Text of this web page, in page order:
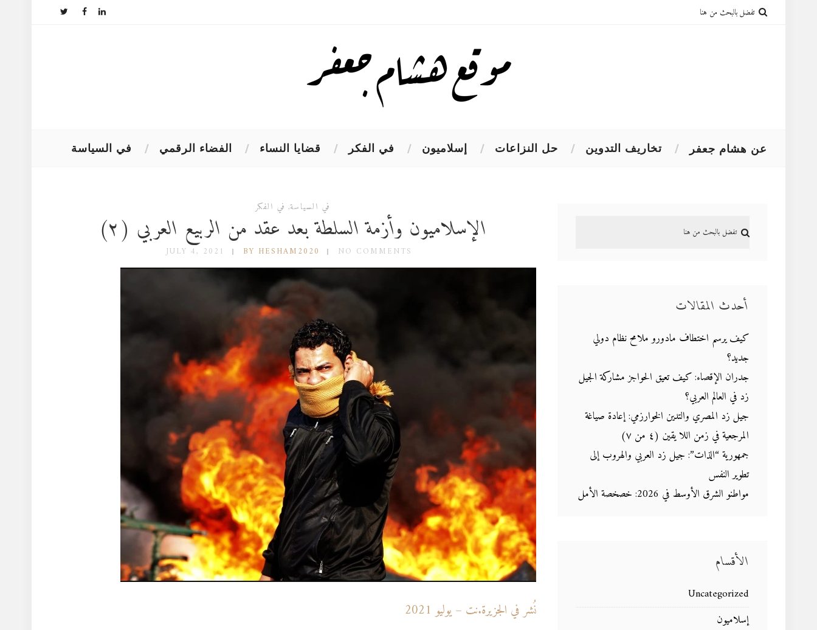
في السياسة الفضاء الرقمي قضايا النساء في الفكر إسلاميون حل النزاعات تخاريف التدوين عن هشام جعفر
في السياسة, في الفكر
الإسلاميون وأزمة السلطة بعد عقد من الربيع العربي (٢)
JULY 4, 2021 BY HESHAM2020 NO COMMENTS
نُشر في الجزيرة.نت – يوليو 2021
أحدث المقالات
كيف يرسم اختطاف مادورو ملامح نظام دولي
جديد؟
جدران الإقصاء: كيف تعيق الحواجز مشاركة الجيل
زد في العالم العربي؟
جيل زد المصري والتدين الخوارزمي: إعادة صياغة
المرجعية في زمن اللا يقين (٤ من ٧)
جمهورية “الذات”: جيل زد العربي والهروب إلى
تطوير النفس
مواطنو الشرق الأوسط في 2026: خصخصة الأمل
الأقسام
Uncategorized
إسلاميون